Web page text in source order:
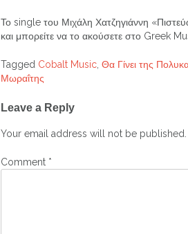
Το single του Μιχάλη Χατζηγιάννη
και μπορείτε να το ακούσετε στο Greek
Tagged Cobalt Music Θα Γίνει της
Μωραΐτης
navigation
Leave a Reply
Your email address will not be published.
Comment *